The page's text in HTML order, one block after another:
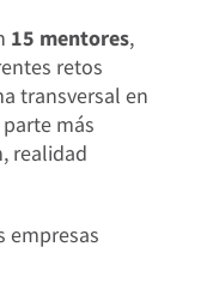
15 mentores,
retos
transversal en
más
realidad
empresas